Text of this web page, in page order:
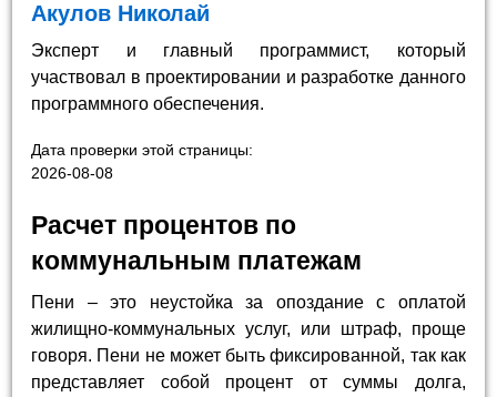
Акулов Николай
Эксперт и главный программист, который
участвовал в проектировании и разработке данного
программного обеспечения.
Дата проверки этой страницы:
2026-08-08
Расчет процентов по
коммунальным платежам
Пени – это неустойка за опоздание с оплатой
жилищно-коммунальных услуг, или штраф, проще
говоря. Пени не может быть фиксированной, так как
представляет собой процент от суммы долга,